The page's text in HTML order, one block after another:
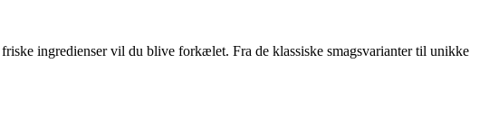
ingredienser vil du blive forkælet. Fra de klassiske smagsvarianter til unikke